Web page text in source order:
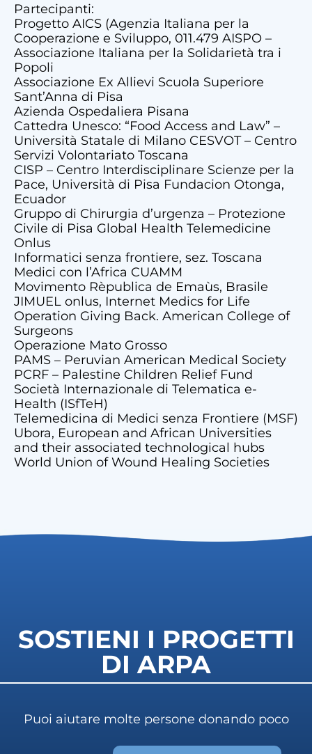
Partecipanti:
Progetto AICS (Agenzia Italiana per la
Cooperazione e Sviluppo, 011.479 AISPO –
Associazione Italiana per la Solidarietà tra i
Popoli
Associazione Ex Allievi Scuola Superiore
Sant’Anna di Pisa
Azienda Ospedaliera Pisana
Cattedra Unesco: “Food Access and Law” –
Università Statale di Milano CESVOT – Centro
Servizi Volontariato Toscana
CISP – Centro Interdisciplinare Scienze per la
Pace, Università di Pisa Fundacion Otonga,
Ecuador
Gruppo di Chirurgia d’urgenza – Protezione
Civile di Pisa Global Health Telemedicine
Onlus
Informatici senza frontiere, sez. Toscana
Medici con l’Africa CUAMM
Movimento Rèpublica de Emaùs, Brasile
JIMUEL onlus, Internet Medics for Life
Operation Giving Back. American College of
Surgeons
Operazione Mato Grosso
PAMS – Peruvian American Medical Society
PCRF – Palestine Children Relief Fund
Società Internazionale di Telematica e-
Health (ISfTeH)
Telemedicina di Medici senza Frontiere (MSF)
Ubora, European and African Universities
and their associated technological hubs
World Union of Wound Healing Societies
SOSTIENI I PROGETTI
DI ARPA
Puoi aiutare molte persone donando poco